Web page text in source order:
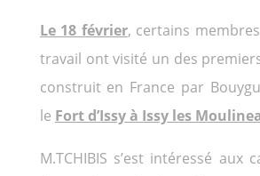
Le 18 février, certains
travail ont visité un des
construit en France par
le Fort d’Issy à Issy les
M.TCHIBIS s’est intéressé aux